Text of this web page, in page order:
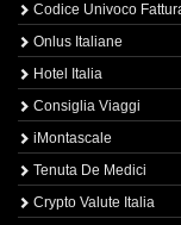
Codice Univoco
Onlus Italiane
Hotel Italia
Consiglia Viaggi
iMontascale
Tenuta De Medici
Crypto Valute Italia